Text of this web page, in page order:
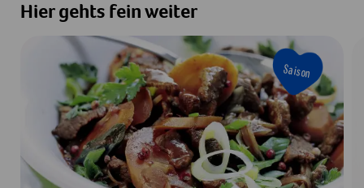
Hier gehts fein weiter
Saison